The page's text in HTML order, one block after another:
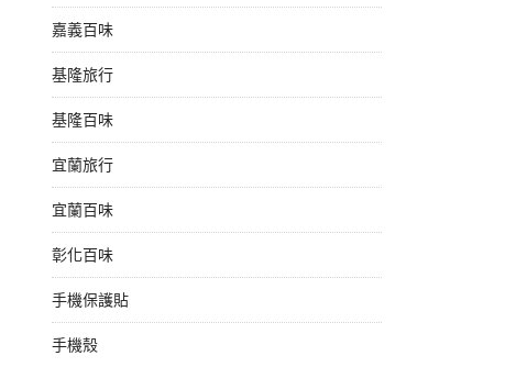
嘉義百味
基隆旅行
基隆百味
宜蘭旅行
宜蘭百味
彰化百味
手機保護貼
手機殼